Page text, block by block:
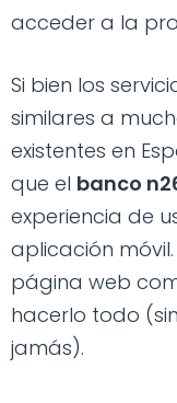
acceder a la
Si bien los
similares a
existentes en
que el banco
experiencia de
aplicación
página web
hacerlo todo
jamás).